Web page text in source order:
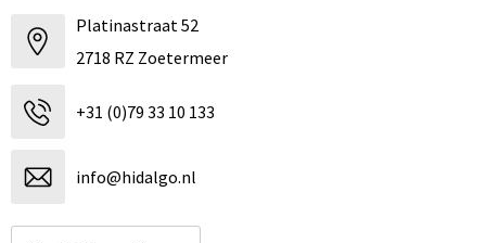
Platinastraat 52
2718 RZ Zoetermeer
+31 (0)79 33 10 133
info@hidalgo.nl